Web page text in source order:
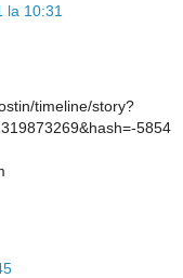
la 10:31
timeline/story?
5854